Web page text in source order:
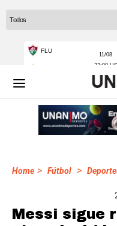
Home > Fútbol >
Messi sigue